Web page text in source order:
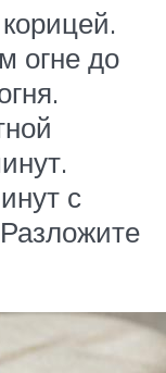
огне до
с